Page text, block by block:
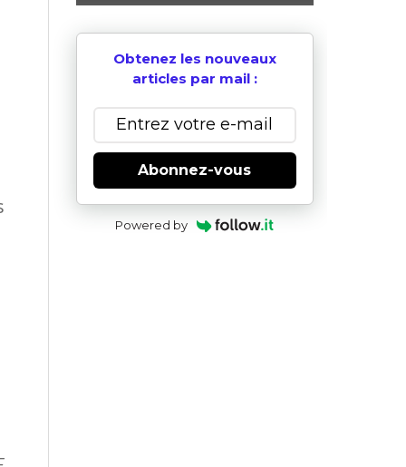
Obtenez les nouveaux
articles par mail :
Abonnez-vous
Powered by